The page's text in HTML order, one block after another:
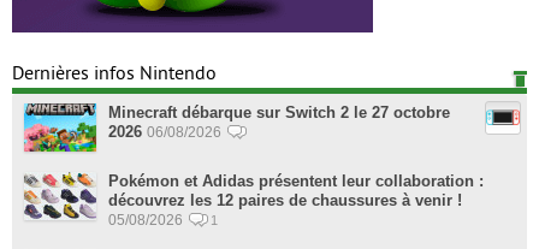
Dernières infos Nintendo
Minecraft débarque sur Switch 2 le 27 octobre
2026 06/08/2026
Pokémon et Adidas présentent leur collaboration :
découvrez les 12 paires de chaussures à venir !
05/08/2026 1